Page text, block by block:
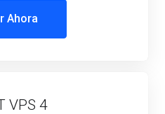
Ahora
VPS 4